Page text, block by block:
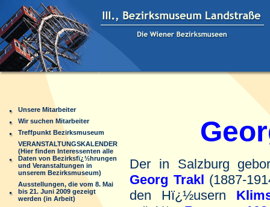
Unsere Mitarbeiter
Wir suchen Mitarbeiter
Treffpunkt Bezirksmuseum
VERANSTALTUNGSKALENDER
(Hier finden Interessenten alle
Daten von Bezirksfï¿½hrungen
und Veranstaltungen in
unserem Bezirksmuseum)
Ausstellungen, die vom 8. Mai
bis 21. Juni 2009 gezeigt
werden (in Arbeit)
Georg
Der in Salzburg
Georg Trakl (1887-
den Hï¿½usern